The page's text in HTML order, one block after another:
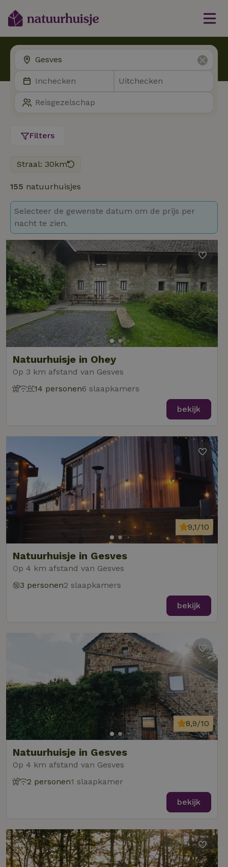
Filters
Straal: 30km
155 natuurhuisjes
Selecteer de gewenste datum om de prijs per
nacht te zien.
Natuurhuisje in Ohey
Op 3 km afstand van Gesves
14 personen6 slaapkamers
bekijk
Natuurhuisje in Gesves
Op 4 km afstand van Gesves
9,1/10
3 personen2 slaapkamers
bekijk
Natuurhuisje in Gesves
Op 4 km afstand van Gesves
8,9/10
2 personen1 slaapkamer
bekijk